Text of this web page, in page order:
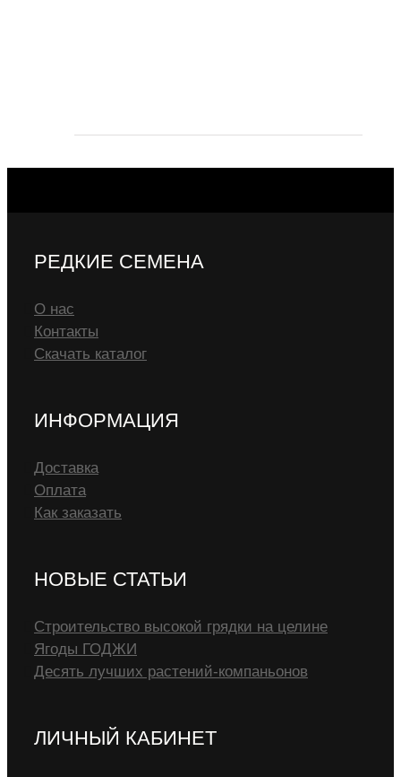
РЕДКИЕ СЕМЕНА
О нас
Контакты
Скачать каталог
ИНФОРМАЦИЯ
Доставка
Оплата
Как заказать
НОВЫЕ СТАТЬИ
Строительство высокой грядки на целине
Ягоды ГОДЖИ
Десять лучших растений-компаньонов
ЛИЧНЫЙ КАБИНЕТ